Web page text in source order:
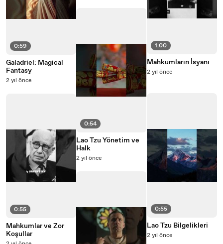
0:59
Galadriel: Magical
Fantasy
2 yıl önce
0:55
Mahkumlar ve Zor
Koşullar
0:54
Lao Tzu Yönetim ve
Halk
2 yıl önce
1:00
Mahkumların İsyanı
2 yıl önce
0:55
Lao Tzu Bilgelikleri
2 yıl önce